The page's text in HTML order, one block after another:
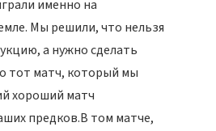
именно на
Мы решили, что нельзя
а нужно сделать
тот матч, который мы
хороший матч
предков.В том матче,